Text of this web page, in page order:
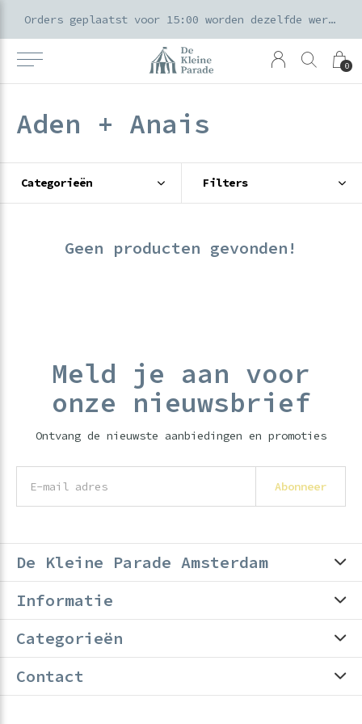
0
Orders geplaatst voor 15:00 worden dezelfde werkdag verzonden
Aden + Anais
Categorieën Filters
Geen producten gevonden!
Meld je aan voor
onze nieuwsbrief
Ontvang de nieuwste aanbiedingen en promoties
Abonneer
De Kleine Parade Amsterdam
Informatie
Categorieën
Contact